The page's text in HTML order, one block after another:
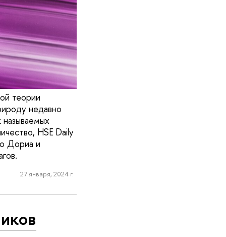
теории
недавно
HSE Daily
Дориа и
27 января, 2024 г.